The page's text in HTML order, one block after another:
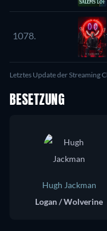
1078.
Letztes Update der Streaming
BESETZUNG
Hugh Jackman
Logan / Wolverine